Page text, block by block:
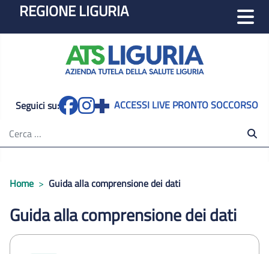
REGIONE LIGURIA
Seguici su:
ACCESSI LIVE PRONTO SOCCORSO
Cerca nel sito
Home Guida alla comprensione dei dati
Guida alla comprensione dei dati